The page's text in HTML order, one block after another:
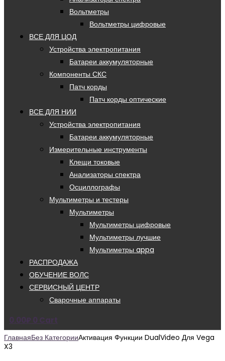
Вольтметры
Вольтметры цифровые
ВСЕ ДЛЯ ЦОД
Устройства электропитания
Батареи аккумуляторные
Компоненты СКС
Патч корды
Патч корды оптические
ВСЕ ДЛЯ НИИ
Устройства электропитания
Батареи аккумуляторные
Измерительные инструменты
Клещи токовые
Анализаторы спектра
Осциллографы
Мультиметры и тестеры
Мультиметры
Мультиметры цифровые
Мультиметры лучшие
Мультиметры appa
РАСПРОДАЖА
ОБУЧЕНИЕ ВОЛС
СЕРВИСНЫЙ ЦЕНТР
Сварочные аппараты
0.00₽ 0 Cart
ГлавнаяБез КатегорииАктивация Функции DualVideo Для Vega
X3